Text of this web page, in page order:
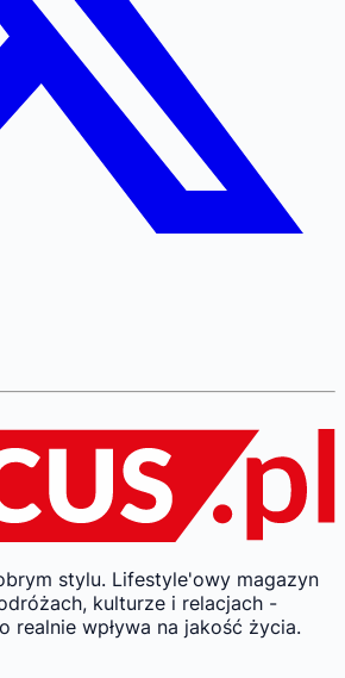
stylu. Lifestyle'owy magazyn
kulturze i relacjach -
realnie wpływa na jakość życia.